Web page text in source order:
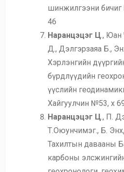
шинжилгээни
46
Наранцэцэг Ц ., Юан
Д., Дэлгэрзаяа Б.,
Хэрлэнгийн
бүрдлүүдийн
үүслийн
Хайгуулчин №53, х
Наранцэцэг Ц ., П.
Т.Оюунчимэг., Б.
Тахилтын давааны
карбоны